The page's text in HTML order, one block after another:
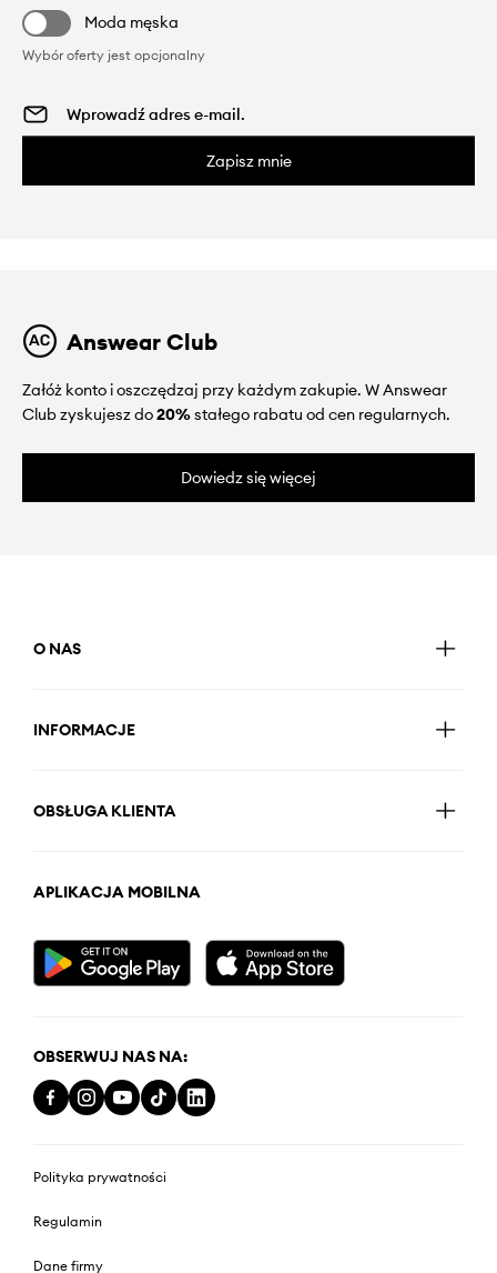
Moda męska
Wybór oferty jest opcjonalny
Zapisz mnie
Answear Club
Załóż konto i oszczędzaj przy każdym zakupie. W Answear
Club zyskujesz do20%stałego rabatu od cen regularnych.
Dowiedz się więcej
O NAS
INFORMACJE
OBSŁUGA KLIENTA
APLIKACJA MOBILNA
OBSERWUJ NAS NA:
Polityka prywatności
Regulamin
Dane firmy